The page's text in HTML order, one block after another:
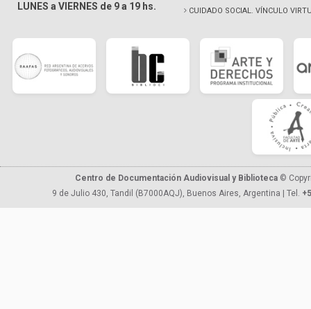
LUNES a VIERNES de 9 a 19 hs.
CUIDADO SOCIAL. VÍNCULO
Centro de Documentación Audiovisual y Biblioteca ©
9 de Julio 430, Tandil (B7000AQJ), Buenos Aires, Argentina | Tel.